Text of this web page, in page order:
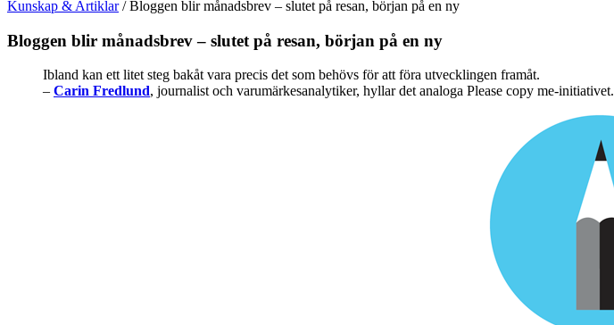
Kunskap & Artiklar/Bloggen blir månadsbrev – slutet på resan, början på en ny
Bloggen blir månadsbrev – slutet på resan, början på en ny
Ibland kan ett litet steg bakåt vara precis det som behövs för att föra utvecklingen framåt.
– Carin Fredlund, journalist och varumärkesanalytiker, hyllar det analoga Please copy me-initiativet.